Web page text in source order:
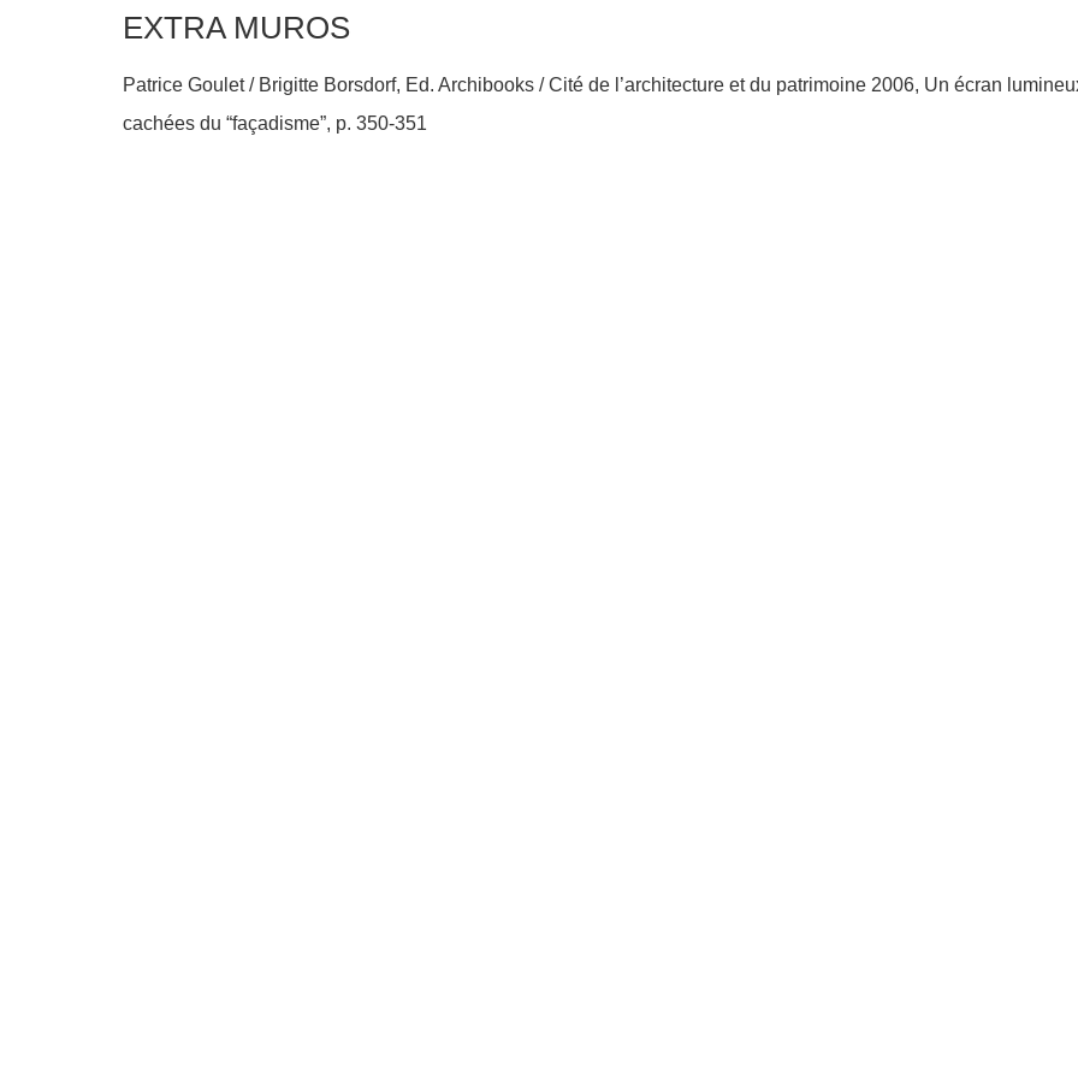
EXTRA MUROS
Patrice Goulet / Brigitte Borsdorf, Ed. Archibooks / Cité de l’architecture et du patrimoine 2006, Un écran
cachées du “façadisme”, p. 350-351